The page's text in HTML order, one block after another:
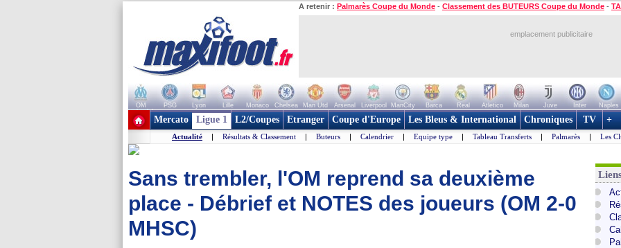
A retenir : Palmarès Coupe du Monde - Classement des BUTEURS Coupe du Monde -
emplacement publicitaire
OM PSG Lyon Lille Monaco Chelsea Man Utd Arsenal Liverpool ManCity Barca Real Atletico Milan Juve Inter Naples
+ de clubs
Mercato Ligue 1 L2/Coupes Etranger Coupe d'Europe Les Bleus & International Chroniques TV +
Actualité | Résultats & Classement | Buteurs | Calendrier | Equipe type | Tableau Transferts | Palmarès | Les
Sans trembler, l'OM reprend sa deuxième
place - Débrief et NOTES des joueurs (OM 2-0
MHSC)